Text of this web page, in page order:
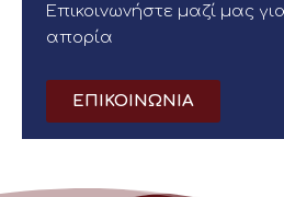
Επικοινωνήστε μαζί μας
απορία
ΕΠΙΚΟΙΝΩΝΙΑ